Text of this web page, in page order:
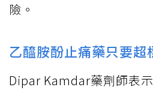
險。
乙醯胺酚止痛藥只要超
Dipar Kamdar藥劑師表